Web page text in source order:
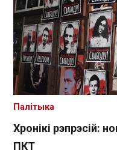
Хронікі рэпрэсій:
ПКТ
Палітыка